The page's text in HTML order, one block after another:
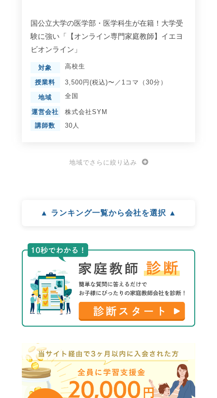
国公立大学の医学部・医学科生が在籍！大学受
験に強い「【オンライン専門家庭教師】イエヨ
ビオンライン」
対象 高校生
授業料 3,500円(税込)〜／1コマ（30分）
地域 全国
運営会社
株式会社SYM
講師数
30人
地域でさらに絞り込み
▲ ランキング一覧から会社を選択 ▲